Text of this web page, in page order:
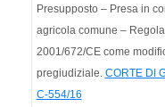
Presupposto – Presa in
agricola comune –
2001/672/CE come
pregiudiziale. CORTE DI
C-554/16